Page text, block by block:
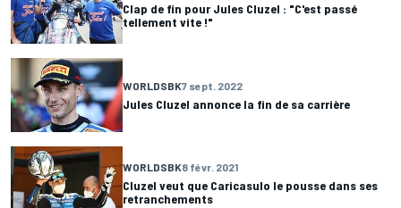
Clap de fin pour Jules Cluzel : "C'est passé
tellement vite !"
WORLDSBK7 sept. 2022
Jules Cluzel annonce la fin de sa carrière
WORLDSBK8 févr. 2021
Cluzel veut que Caricasulo le pousse dans ses
retranchements